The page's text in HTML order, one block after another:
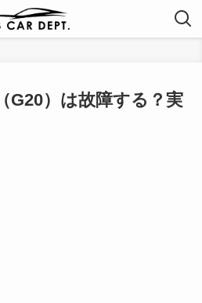
G20）は故障する？実